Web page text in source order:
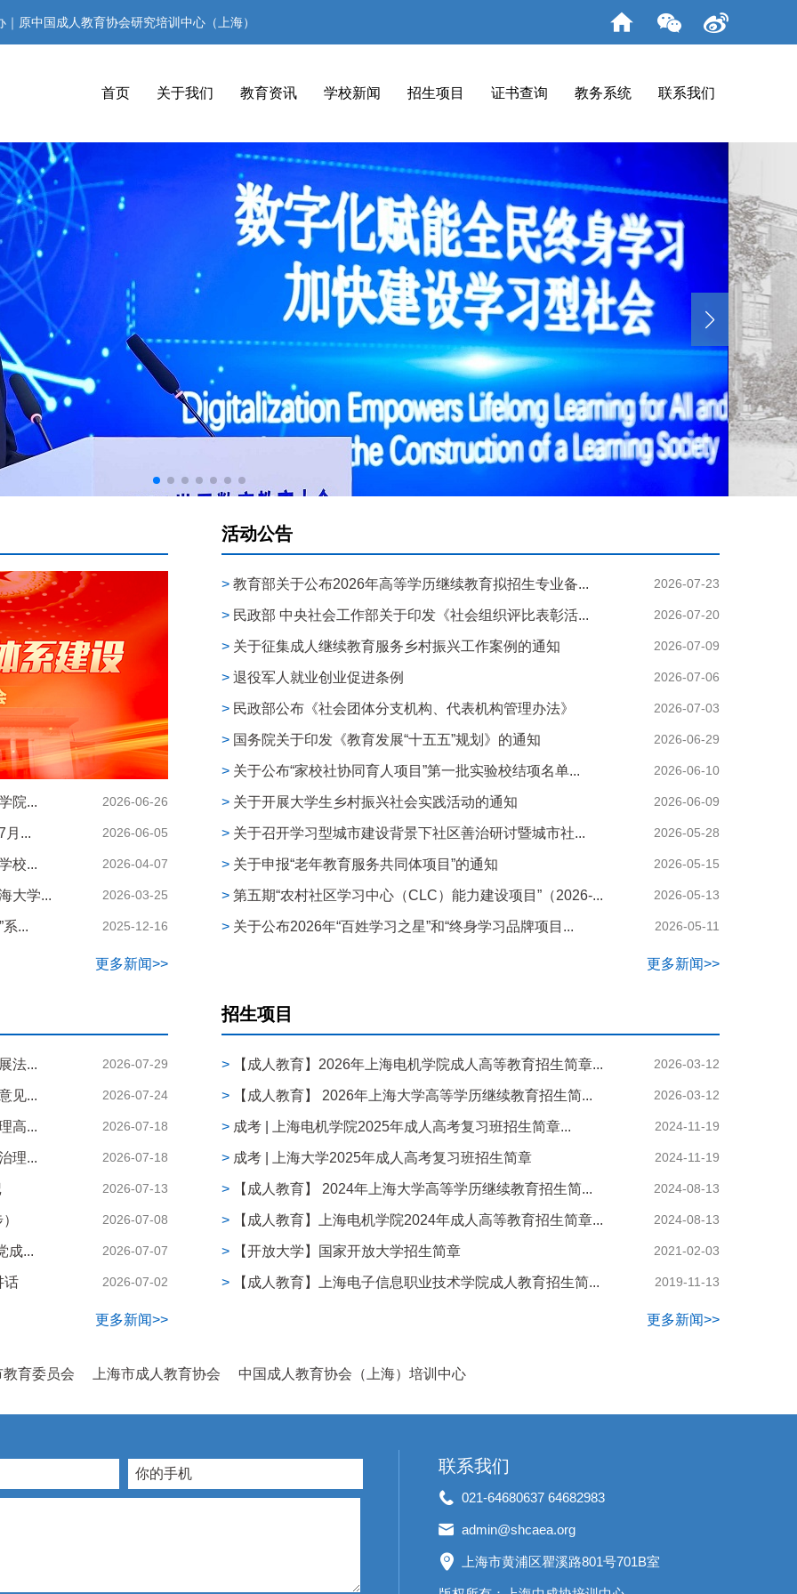
｜原中国成人教育协会研究培训中心（上海）
首页 关于我们 教育资讯 学校新闻 招生项目 证书查询 教务系统 联系我们
院... 2026-06-26
月... 2026-06-05
校... 2026-04-07
大学... 2026-03-25
... 2025-12-16
更多新闻>>
活动公告
> 教育部关于公布2026年高等学历继续教育拟招生专业备... 2026-07-23
> 民政部 中央社会工作部关于印发《社会组织评比表彰活... 2026-07-20
> 关于征集成人继续教育服务乡村振兴工作案例的通知 2026-07-09
> 退役军人就业创业促进条例 2026-07-06
> 民政部公布《社会团体分支机构、代表机构管理办法》 2026-07-03
> 国务院关于印发《教育发展“十五五”规划》的通知 2026-06-29
> 关于公布“家校社协同育人项目”第一批实验校结项名单... 2026-06-10
> 关于开展大学生乡村振兴社会实践活动的通知 2026-06-09
> 关于召开学习型城市建设背景下社区善治研讨暨城市社... 2026-05-28
> 关于申报“老年教育服务共同体项目”的通知 2026-05-15
> 第五期“农村社区学习中心（CLC）能力建设项目”（2026-... 2026-05-13
> 关于公布2026年“百姓学习之星”和“终身学习品牌项目... 2026-05-11
更多新闻>>
法... 2026-07-29
见... 2026-07-24
高... 2026-07-18
理... 2026-07-18
2026-07-13
2026-07-08
成... 2026-07-07
话 2026-07-02
更多新闻>>
招生项目
> 【成人教育】2026年上海电机学院成人高等教育招生简章... 2026-03-12
> 【成人教育】 2026年上海大学高等学历继续教育招生简... 2026-03-12
> 成考 | 上海电机学院2025年成人高考复习班招生简章... 2024-11-19
> 成考 | 上海大学2025年成人高考复习班招生简章 2024-11-19
> 【成人教育】 2024年上海大学高等学历继续教育招生简... 2024-08-13
> 【成人教育】上海电机学院2024年成人高等教育招生简章... 2024-08-13
> 【开放大学】国家开放大学招生简章 2021-02-03
> 【成人教育】上海电子信息职业技术学院成人教育招生简... 2019-11-13
更多新闻>>
教育委员会 上海市成人教育协会 中国成人教育协会（上海）培训中心
联系我们
021-64680637 64682983
admin@shcaea.org
上海市黄浦区瞿溪路801号701B室